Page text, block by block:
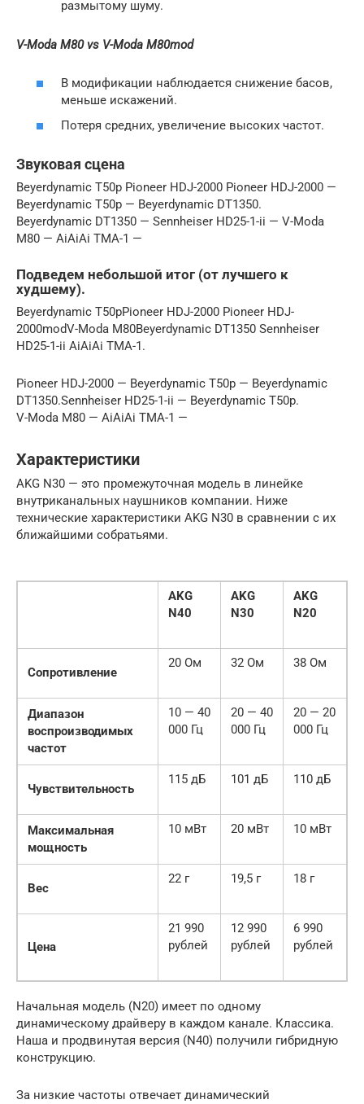
размытому шуму.
V-Moda M80 vs V-Moda M80mod
В модификации наблюдается снижение басов,
меньше искажений.
Потеря средних, увеличение высоких частот.
Звуковая сцена
Beyerdynamic T50p Pioneer HDJ-2000 Pioneer HDJ-2000 —
Beyerdynamic T50p — Beyerdynamic DT1350.
Beyerdynamic DT1350 — Sennheiser HD25-1-ii — V-Moda
M80 — AiAiAi TMA-1 —
Подведем небольшой итог (от лучшего к
худшему).
Beyerdynamic T50pPioneer HDJ-2000 Pioneer HDJ-
2000modV-Moda M80Beyerdynamic DT1350 Sennheiser
HD25-1-ii AiAiAi TMA-1.
Pioneer HDJ-2000 — Beyerdynamic T50p — Beyerdynamic
DT1350.Sennheiser HD25-1-ii — Beyerdynamic T50p.
V-Moda M80 — AiAiAi TMA-1 —
Характеристики
AKG N30 — это промежуточная модель в линейке
внутриканальных наушников компании. Ниже
технические характеристики AKG N30 в сравнении с их
ближайшими собратьями.
AKG
N40
AKG
N30
AKG
N20
Сопротивление
20 Ом 32 Ом 38 Ом
Диапазон
воспроизводимых
частот
10 — 40
000 Гц
20 — 40
000 Гц
20 — 20
000 Гц
Чувствительность
115 дБ 101 дБ 110 дБ
Максимальная
мощность
10 мВт 20 мВт 10 мВт
Вес
22 г 19,5 г 18 г
Цена
21 990
рублей
12 990
рублей
6 990
рублей
Начальная модель (N20) имеет по одному
динамическому драйверу в каждом канале. Классика.
Наша и продвинутая версия (N40) получили гибридную
конструкцию.
За низкие частоты отвечает динамический